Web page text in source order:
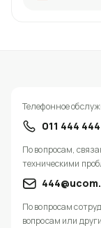
Телефонное
011 444 444
По вопросам,
техническими
По вопросам
вопросам или